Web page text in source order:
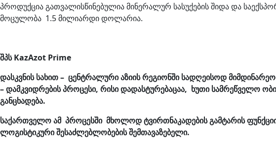
პროდუქცია გათვალისწინებულია მინერალურ სასუქების შიდა და
მოცულობა 1.5 მილიარდი დოლარია.
შპს KazAzot Prime
დასკვნის სახით – ცენტრალური აზიის რეგიონში სადღეისოდ
– დამკვიდრების პროცესი, რისი დადასტურებაცაა, ხუთი სამრეწველო
განცხადება.
საქართველო ამ პროცესში მხოლოდ ტვირთნაკადების გამტარის
ლოგისტიკური შესაძლებლობების შემთავაზებელი.